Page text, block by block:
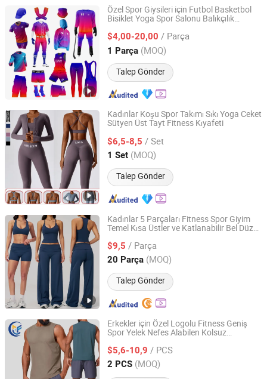
Özel Spor Giysileri için Futbol Basketbol
Bisiklet Yoga Spor Salonu Balıkçılık
Dış Mekan Softbol Fitness Dropshipping
$4,00-20,00 / Parça
1 Parça (MOQ)
Talep Gönder
Dongguan Wintofree Athletic Sports Co,Ltd.
Guangdong, China Fiyat 2023
Kadınlar Koşu Spor Takımı Sıkı Yoga Ceket
Sütyen Üst Tayt Fitness Kıyafeti
$6,5-8,5 / Set
1 Set (MOQ)
Talep Gönder
Xiamen Meiju Garment Co., Ltd.
Fujian, China Fiyat 2022
Kadınlar 5 Parçaları Fitness Spor Giyim
Temel Kısa Üstler ve Katlanabilir Bel Düz
Spor Kıyafetleri
$9,5 / Parça
20 Parça (MOQ)
Talep Gönder
Hangzhou Manbu Clothing Co., Ltd.
Zhejiang, China Fiyat 2023
Erkekler için Özel Logolu Fitness Geniş
Spor Yelek Nefes Alabilen Kolsuz
Egzersiz Kıyafeti
$5,6-10,9 / PCS
2 PCS (MOQ)
Xiamen Morphy Technology Co., Ltd.
Fujian, China Fiyat 2026